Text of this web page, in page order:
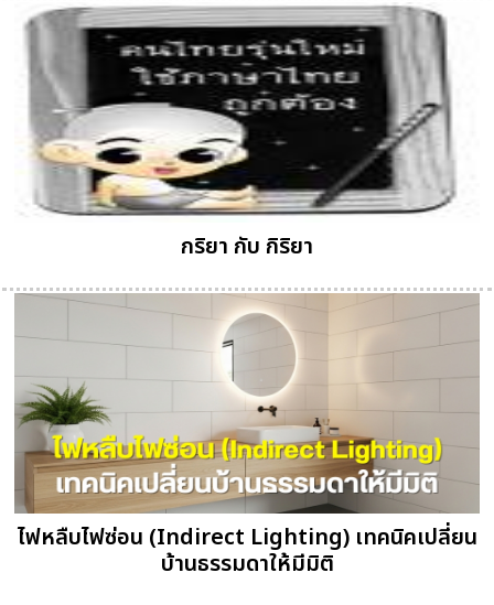
กริยา กับ กิริยา
ไฟหลืบไฟซ่อน (Indirect Lighting) เทคนิคเปลี่ยน
บ้านธรรมดาให้มีมิติ